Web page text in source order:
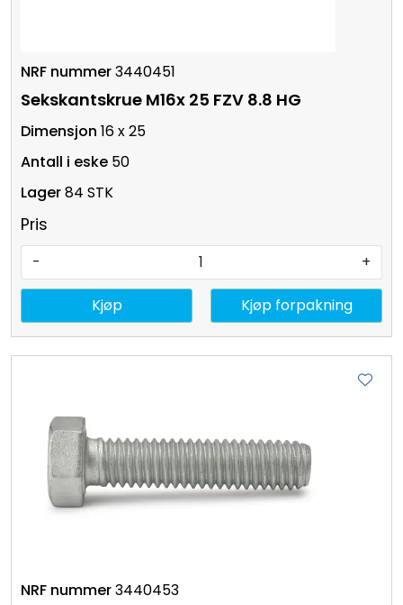
3440451
Sekskantskrue M16x 25 FZV 8.8 HG
16 x 25
50
84 STK
Pris
- +
Kjøp Kjøp forpakning
3440453